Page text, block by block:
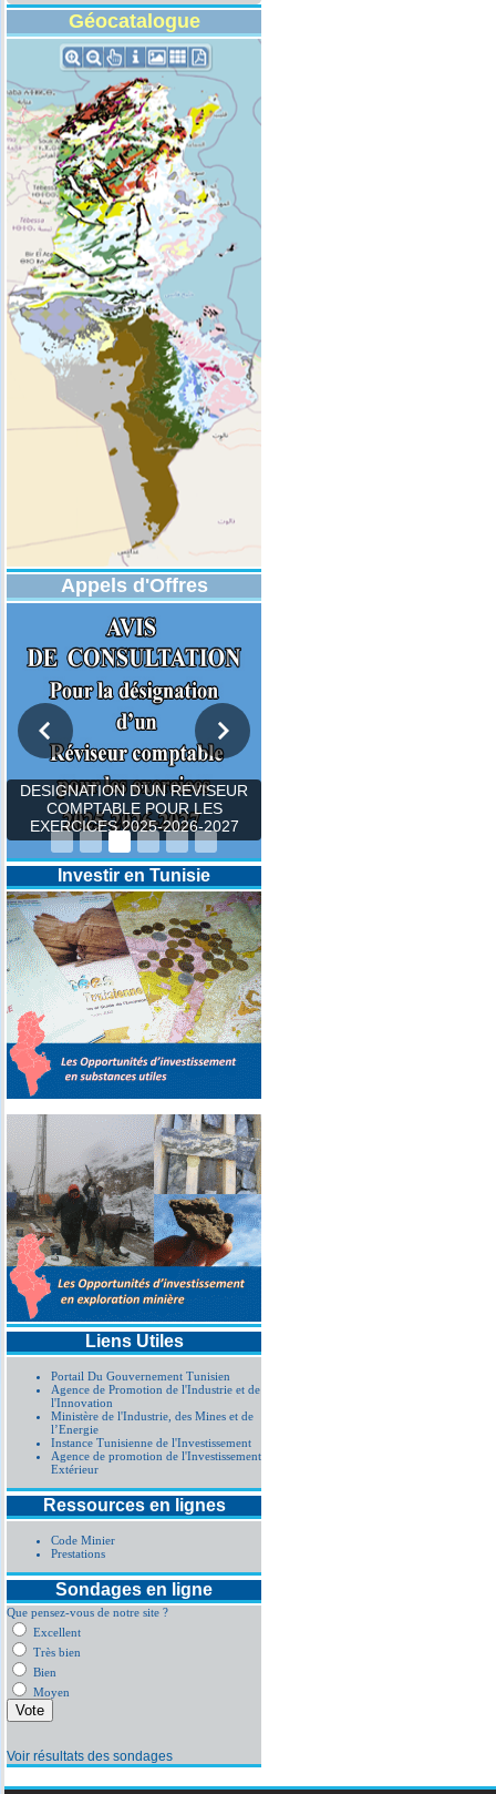
Géocatalogue
Appels d'Offres
DESIGNATION D’UN REVISEUR
COMPTABLE POUR LES
EXERCICES 2025-2026-2027
Investir en Tunisie
Liens Utiles
Portail Du Gouvernement Tunisien
Agence de Promotion de l'Industrie et de
l'Innovation
Ministère de l'Industrie, des Mines et de
l’Energie
Instance Tunisienne de l'Investissement
Agence de promotion de l'Investissement
Extérieur
Ressources en lignes
Code Minier
Prestations
Sondages en ligne
Que pensez-vous de notre site ?
Excellent
Très bien
Bien
Moyen
Voir résultats des sondages